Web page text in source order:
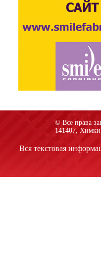
© Все права
141407,
Вся текстовая